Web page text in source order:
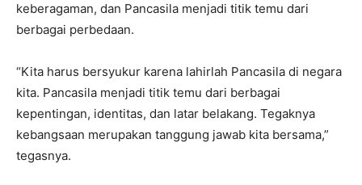
keberagaman, dan Pancasila menjadi titik temu dari
berbagai perbedaan.
“Kita harus bersyukur karena lahirlah Pancasila di negara
kita. Pancasila menjadi titik temu dari berbagai
kepentingan, identitas, dan latar belakang. Tegaknya
kebangsaan merupakan tanggung jawab kita bersama,”
tegasnya.